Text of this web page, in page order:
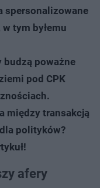
spersonalizowane
tym byłemu
budzą poważne
pod CPK
między transakcją
polityków?
afery